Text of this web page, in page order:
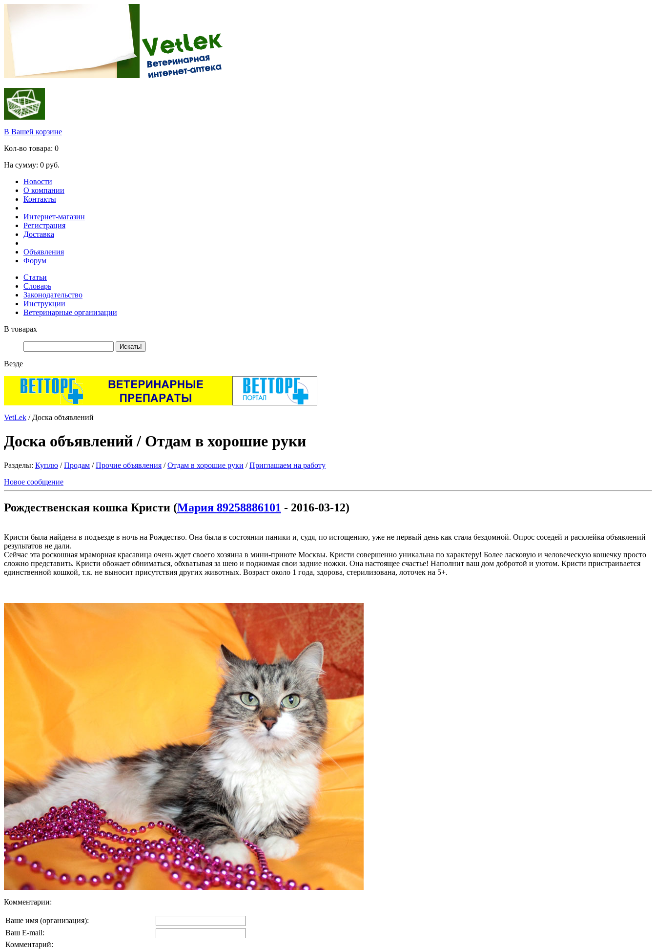
В Вашей корзине
Кол-во товара: 0
На сумму: 0 руб.
Новости
О компании
Контакты
Интернет-магазин
Регистрация
Доставка
Объявления
Форум
Статьи
Словарь
Законодательство
Инструкции
Ветеринарные организации
В товарах
Везде
VetLek / Доска объявлений
Доска объявлений / Отдам в хорошие руки
Разделы: Куплю /Продам /Прочие объявления /Отдам в хорошие руки /Приглашаем на работу
Новое сообщение
Рождественская кошка Кристи (Мария 89258886101 - 2016-03-12)
Кристи была найдена в подъезде в ночь на Рождество. Она была в состоянии паники и, судя, по истощению, уже не первый день как стала бездомной. Опрос соседей и расклейка объявлений
результатов не дали.
Сейчас эта роскошная мраморная красавица очень ждет своего хозяина в мини-приюте Москвы. Кристи совершенно уникальна по характеру! Более ласковую и человеческую кошечку просто
сложно представить. Кристи обожает обниматься, обхватывая за шею и поджимая свои задние ножки. Она настоящее счастье! Наполнит ваш дом добротой и уютом. Кристи пристраивается
единственной кошкой, т.к. не выносит присутствия других животных. Возраст около 1 года, здорова, стерилизована, лоточек на 5+.
Комментарии:
Ваше имя (организация):
Ваш E-mail:
Комментарий: